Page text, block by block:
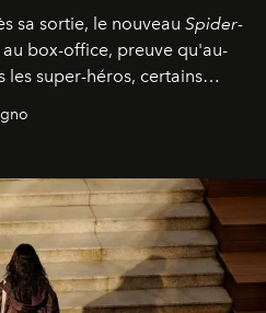
sa sortie, le nouveau Spider-
box-office, preuve qu'au-
les super-héros, certains
susciter une ferveur intacte.